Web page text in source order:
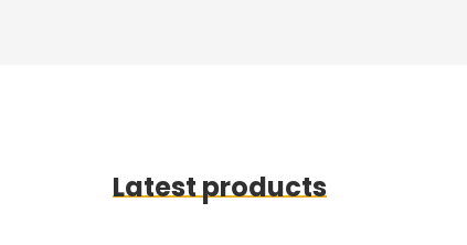
Latest products